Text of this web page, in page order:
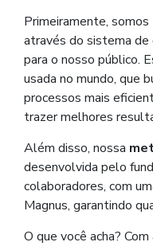
Primeiramente, somos
através do sistema
para o nosso público.
usada no mundo, que
processos mais
trazer melhores
Além disso, nossa
desenvolvida pelo
colaboradores, com
Magnus, garantindo
O que você acha?